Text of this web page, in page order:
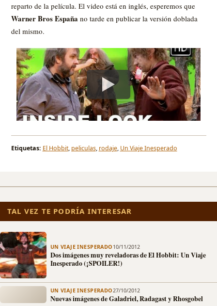
reparto de la película. El video está en inglés, esperemos que
Warner Bros España no tarde en publicar la versión doblada
del mismo.
Etiquetas: El Hobbit, peliculas, rodaje, Un Viaje Inesperado
TAL VEZ TE PODRÍA INTERESAR
UN VIAJE INESPERADO 10/11/2012
Dos imágenes muy reveladoras de El Hobbit: Un Viaje
Inesperado (¡SPOILER!)
UN VIAJE INESPERADO27/10/2012
Nuevas imágenes de Galadriel, Radagast y Rhosgobel